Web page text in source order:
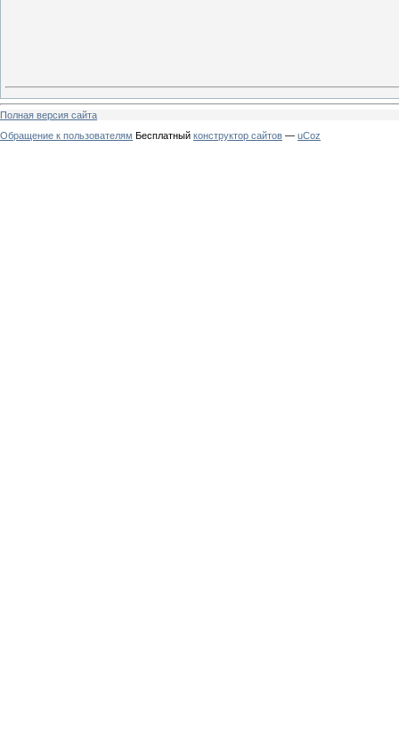
Полная версия сайта
Обращение к пользователям Бесплатный конструктор сайтов — uCoz